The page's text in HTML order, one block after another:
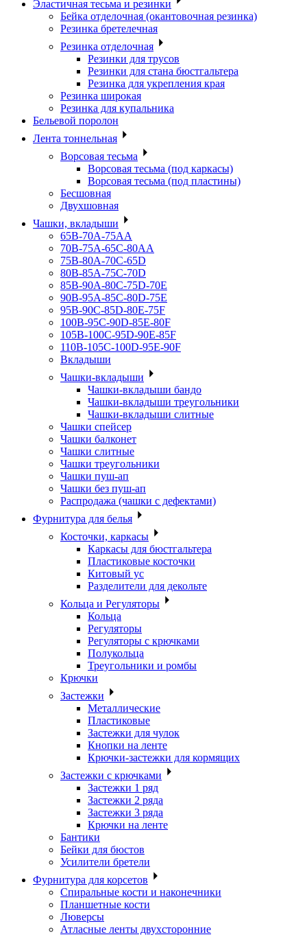
Эластичная тесьма и резинки
Бейка отделочная (окантовочная резинка)
Резинка бретелечная
Резинка отделочная
Резинки для трусов
Резинки для стана бюстгальтера
Резинка для укрепления края
Резинка широкая
Резинка для купальника
Бельевой поролон
Лента тоннельная
Ворсовая тесьма
Ворсовая тесьма (под каркасы)
Ворсовая тесьма (под пластины)
Бесшовная
Двухшовная
Чашки, вкладыши
65B-70A-75АА
70В-75А-65С-80АА
75В-80А-70С-65D
80В-85А-75С-70D
85В-90А-80С-75D-70E
90B-95A-85C-80D-75E
95B-90C-85D-80E-75F
100B-95C-90D-85E-80F
105B-100C-95D-90E-85F
110B-105C-100D-95E-90F
Вкладыши
Чашки-вкладыши
Чашки-вкладыши бандо
Чашки-вкладыши треугольники
Чашки-вкладыши слитные
Чашки спейсер
Чашки балконет
Чашки слитные
Чашки треугольники
Чашки пуш-ап
Чашки без пуш-ап
Распродажа (чашки с дефектами)
Фурнитура для белья
Косточки, каркасы
Каркасы для бюстгальтера
Пластиковые косточки
Китовый ус
Разделители для декольте
Кольца и Регуляторы
Кольца
Регуляторы
Регуляторы с крючками
Полукольца
Треугольники и ромбы
Крючки
Застежки
Металлические
Пластиковые
Застежки для чулок
Кнопки на ленте
Крючки-застежки для кормящих
Застежки с крючками
Застежки 1 ряд
Застежки 2 ряда
Застежки 3 ряда
Крючки на ленте
Бантики
Бейки для бюстов
Усилители бретели
Фурнитура для корсетов
Спиральные кости и наконечники
Планшетные кости
Люверсы
Атласные ленты двухсторонние